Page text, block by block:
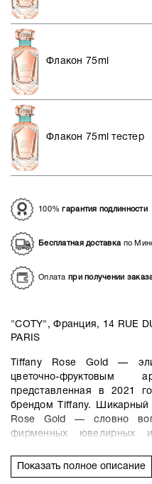
Флакон 75ml
Флакон 75ml тестер
100%гарантия подлинности
Бесплатная доставкапо
Оплата при получении
"COTY", Франция, 14 RUE
PARIS
Tiffany Rose Gold —
цветочно-
представленная в 2021
брендом Tiffany.
Rose Gold — словно
фирменных ювелирных
Показать полное описание